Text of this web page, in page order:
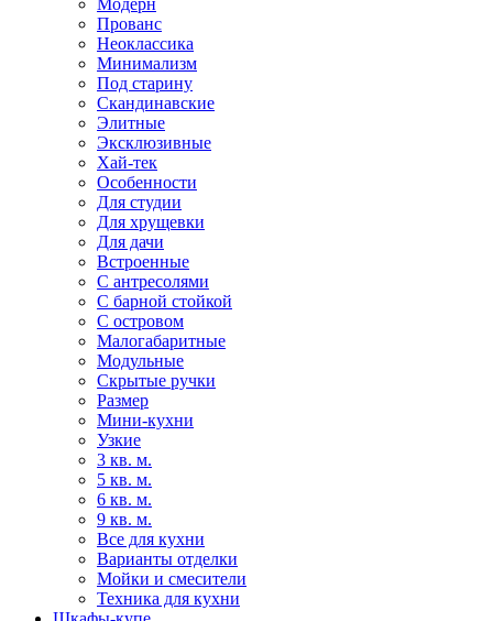
Модерн
Прованс
Неоклассика
Минимализм
Под старину
Скандинавские
Элитные
Эксклюзивные
Хай-тек
Особенности
Для студии
Для хрущевки
Для дачи
Встроенные
С антресолями
С барной стойкой
С островом
Малогабаритные
Модульные
Скрытые ручки
Размер
Мини-кухни
Узкие
3 кв. м.
5 кв. м.
6 кв. м.
9 кв. м.
Все для кухни
Варианты отделки
Мойки и смесители
Техника для кухни